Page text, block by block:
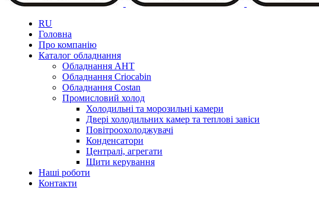
RU
Головна
Про компанію
Каталог обладнання
Обладнання AHT
Обладнання Criocabin
Обладнання Costan
Промисловий холод
Холодильні та морозильні камери
Двері холодильних камер та теплові завіси
Повітроохолоджувачі
Конденсатори
Централі, агрегати
Щити керування
Наші роботи
Контакти